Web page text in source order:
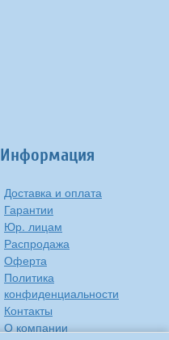
Информация
Доставка и оплата
Гарантии
Юр. лицам
Распродажа
Оферта
Политика
конфиденциальности
Контакты
О компании